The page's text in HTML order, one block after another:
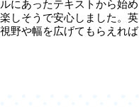
にあったテキストから始め
しそうで安心しました。英
野や幅を広げてもらえれば